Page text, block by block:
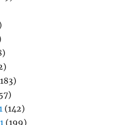
(142)
(199)